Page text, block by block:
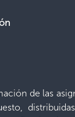
de las